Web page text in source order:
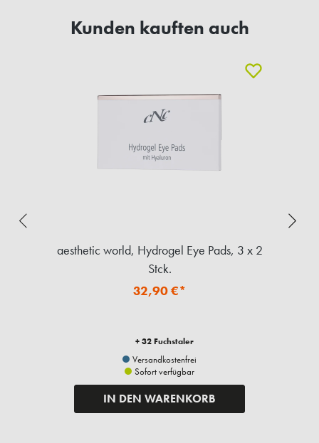
Kunden kauften auch
aesthetic world, Hydrogel Eye Pads, 3 x 2
Stck.
32,90 €*
+ 32 Fuchstaler
Versandkostenfrei
Sofort verfügbar
IN DEN WARENKORB